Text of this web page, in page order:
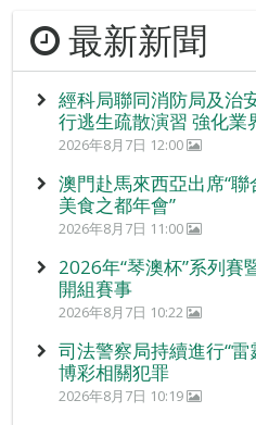
最新新聞
經科局聯同消防局及治
行逃生疏散演習 強化業
2026年8月7日 12:00
澳門赴馬來西亞出席“
美食之都年會”
2026年8月7日 11:00
2026年“琴澳杯”系列賽
開組賽事
2026年8月7日 10:22
司法警察局持續進行“
博彩相關犯罪
2026年8月7日 10:19